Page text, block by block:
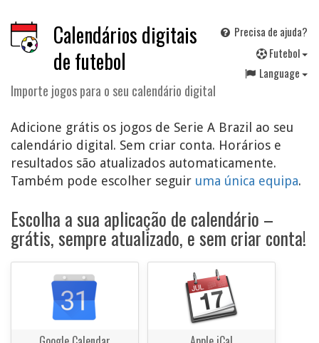
Calendários digitais
de futebol
Importe jogos para o seu calendário digital
Precisa de ajuda?
Futebol
Language
Adicione grátis os jogos de Serie A Brazil ao seu
calendário digital. Sem criar conta. Horários e
resultados são atualizados automaticamente.
Também pode escolher seguir uma única equipa.
Escolha a sua aplicação de calendário –
grátis, sempre atualizado, e sem criar conta!